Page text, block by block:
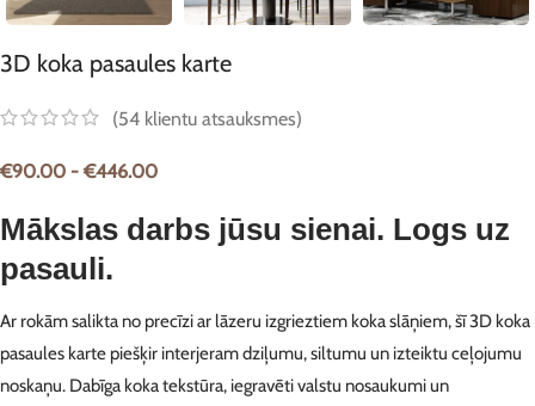
3D koka pasaules karte
(54 klientu atsauksmes)
€90.00 - €446.00
Mākslas darbs jūsu sienai. Logs uz
pasauli.
Ar rokām salikta no precīzi ar lāzeru izgrieztiem koka slāņiem, šī 3D koka
pasaules karte piešķir interjeram dziļumu, siltumu un izteiktu ceļojumu
noskaņu. Dabīga koka tekstūra, iegravēti valstu nosaukumi un